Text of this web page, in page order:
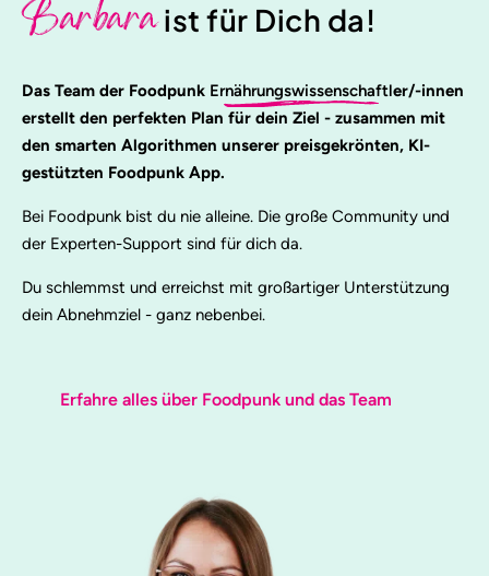
Barbaraist für Dich da!
Das Team der Foodpunk Ernährungswissenschaftler/-innen
erstellt den perfekten Plan für dein Ziel - zusammen mit
den smarten Algorithmen unserer preisgekrönten, KI-
gestützten Foodpunk App.
Bei Foodpunk bist du nie alleine. Die große Community und
der Experten-Support sind für dich da.
Du schlemmst und erreichst mit großartiger Unterstützung
dein Abnehmziel - ganz nebenbei.
Erfahre alles über Foodpunk und das Team